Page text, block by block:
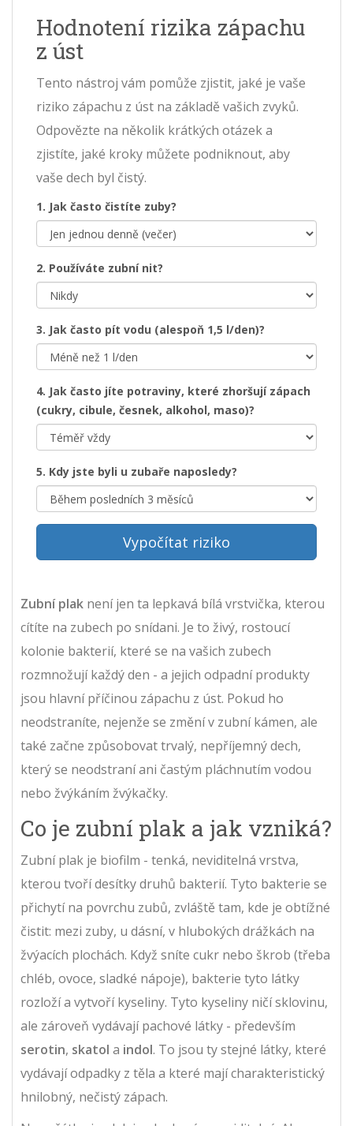
Hodnotení rizika zápachu
z úst
Tento nástroj vám pomůže zjistit, jaké je vaše
riziko zápachu z úst na základě vašich zvyků.
Odpovězte na několik krátkých otázek a
zjistíte, jaké kroky můžete podniknout, aby
vaše dech byl čistý.
1. Jak často čistíte zuby?
2. Používáte zubní nit?
3. Jak často pít vodu (alespoň 1,5 l/den)?
4. Jak často jíte potraviny, které zhoršují zápach
(cukry, cibule, česnek, alkohol, maso)?
5. Kdy jste byli u zubaře naposledy?
Vypočítat riziko
Zubní plak není jen ta lepkavá bílá vrstvička, kterou
cítíte na zubech po snídani. Je to živý, rostoucí
kolonie bakterií, které se na vašich zubech
rozmnožují každý den - a jejich odpadní produkty
jsou hlavní příčinou zápachu z úst. Pokud ho
neodstraníte, nejenže se změní v zubní kámen, ale
také začne způsobovat trvalý, nepříjemný dech,
který se neodstraní ani častým pláchnutím vodou
nebo žvýkáním žvýkačky.
Co je zubní plak a jak vzniká?
Zubní plak je biofilm - tenká, neviditelná vrstva,
kterou tvoří desítky druhů bakterií. Tyto bakterie se
přichytí na povrchu zubů, zvláště tam, kde je obtížné
čistit: mezi zuby, u dásní, v hlubokých drážkách na
žvýacích plochách. Když sníte cukr nebo škrob (třeba
chléb, ovoce, sladké nápoje), bakterie tyto látky
rozloží a vytvoří kyseliny. Tyto kyseliny ničí sklovinu,
ale zároveň vydávají pachové látky - především
serotin, skatol a indol. To jsou ty stejné látky, které
vydávají odpadky z těla a které mají charakteristický
hnilobný, nečistý zápach.